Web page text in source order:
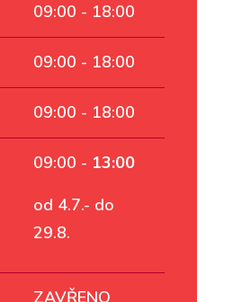
09:00 - 18:00
09:00 - 18:00
09:00 - 18:00
09:00 - 13:00
od 4.7.- do
29.8.